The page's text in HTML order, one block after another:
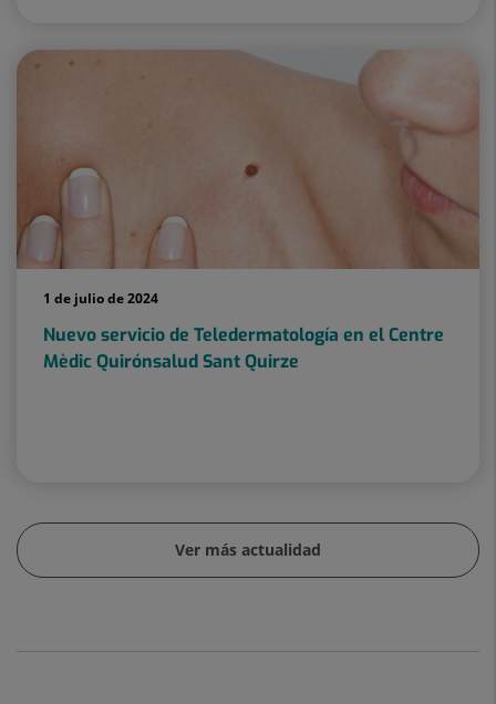
1 de julio de 2024
Nuevo servicio de Teledermatología en el Centre
Mèdic Quirónsalud Sant Quirze
Ver más actualidad